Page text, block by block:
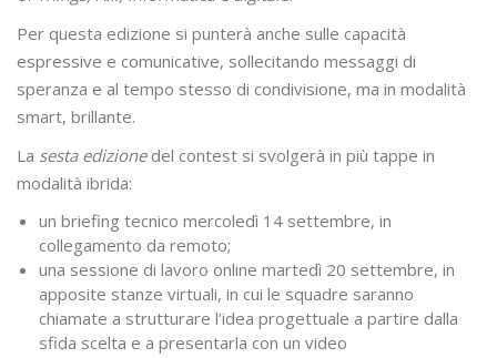
Per questa edizione si punterà anche sulle capacità
espressive e comunicative, sollecitando messaggi di
speranza e al tempo stesso di condivisione, ma in modalità
smart, brillante.
La sesta edizione del contest si svolgerà in più tappe in
modalità ibrida:
un briefing tecnico mercoledì 14 settembre, in
collegamento da remoto;
una sessione di lavoro online martedì 20 settembre, in
apposite stanze virtuali, in cui le squadre saranno
chiamate a strutturare l’idea progettuale a partire dalla
sfida scelta e a presentarla con un video